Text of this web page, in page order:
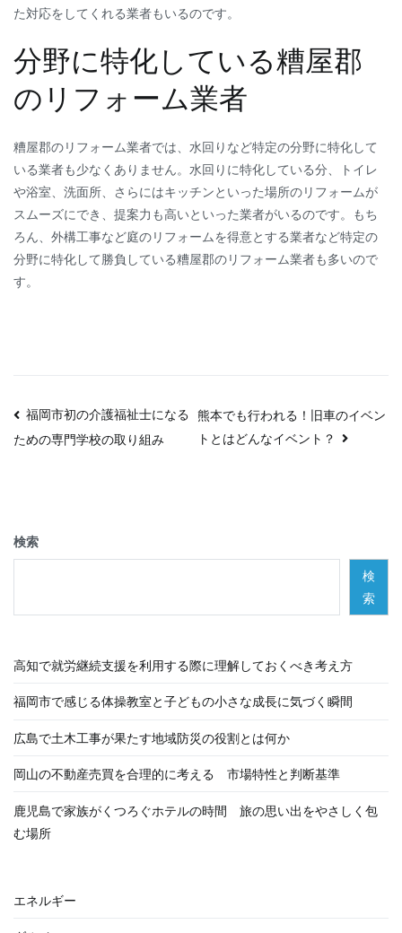
た対応をしてくれる業者もいるのです。
分野に特化している糟屋郡
のリフォーム業者
糟屋郡のリフォーム業者では、水回りなど特定の分野に特化して
いる業者も少なくありません。水回りに特化している分、トイレ
や浴室、洗面所、さらにはキッチンといった場所のリフォームが
スムーズにでき、提案力も高いといった業者がいるのです。もち
ろん、外構工事など庭のリフォームを得意とする業者など特定の
分野に特化して勝負している糟屋郡のリフォーム業者も多いので
す。
投
稿
ビ
ゲ
ー
ョ
福岡市初の介護福祉士になる
ための専門学校の取り組み
熊本でも行われる！旧車のイベン
トとはどんなイベント？
検索
検
索
高知で就労継続支援を利用する際に理解しておくべき考え方
福岡市で感じる体操教室と子どもの小さな成長に気づく瞬間
広島で土木工事が果たす地域防災の役割とは何か
岡山の不動産売買を合理的に考える 市場特性と判断基準
鹿児島で家族がくつろぐホテルの時間 旅の思い出をやさしく包
む場所
エネルギー